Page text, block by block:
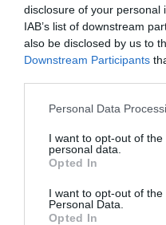
disclosure of your personal
IAB’s list of downstream
also be disclosed by us to
Downstream Participants
Personal Data
I want to opt-out of
personal data.
Opted In
I want to opt-out of the
Personal Data.
Opted In
10/
BABÉ.